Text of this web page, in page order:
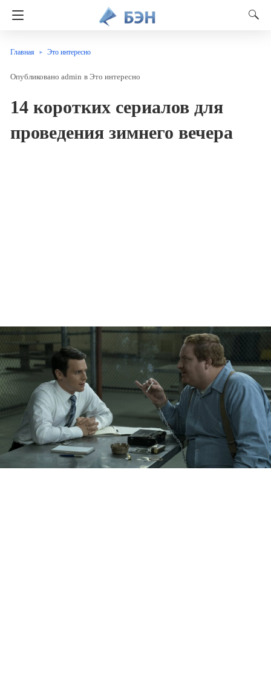
Главная Это интересно
admin в Это интересно
14 коротких сериалов для
проведения зимнего вечера